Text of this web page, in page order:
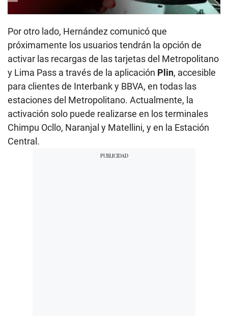
Por otro lado, Hernández comunicó que
próximamente los usuarios tendrán la opción de
activar las recargas de las tarjetas del Metropolitano
y Lima Pass a través de la aplicación Plin, accesible
para clientes de Interbank y BBVA, en todas las
estaciones del Metropolitano. Actualmente, la
activación solo puede realizarse en los terminales
Chimpu Ocllo, Naranjal y Matellini, y en la Estación
Central.